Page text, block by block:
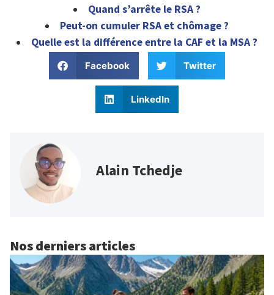
Quand s’arrête le RSA ?
Peut-on cumuler RSA et chômage ?
Quelle est la différence entre la CAF et la MSA ?
Facebook Twitter
LinkedIn
Alain Tchedje
Nos derniers articles